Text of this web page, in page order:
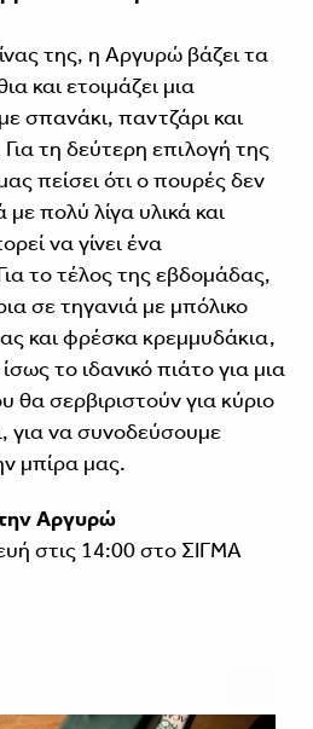
της, η Αργυρώ βάζει τα
και ετοιμάζει μια
σπανάκι, παντζάρι και
Για τη δεύτερη επιλογή της
πείσει ότι ο πουρές δεν
με πολύ λίγα υλικά και
να γίνει ένα
το τέλος της εβδομάδας,
σε τηγανιά με μπόλικο
και φρέσκα κρεμμυδάκια,
το ιδανικό πιάτο για μια
θα σερβιριστούν για κύριο
για να συνοδεύσουμε
μπίρα μας.
Αργυρώ
στις 14:00 στο ΣΙΓΜΑ